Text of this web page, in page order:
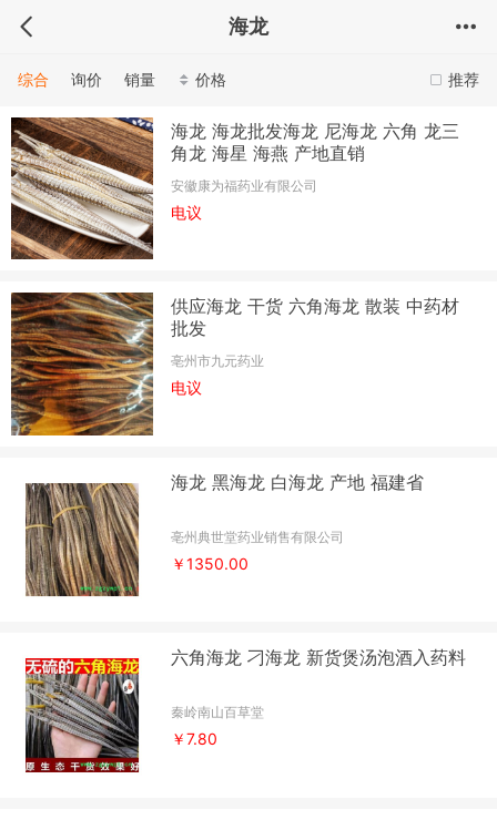
海龙
推荐
综合 询价 销量 价格
海龙 海龙批发海龙 尼海龙 六角 龙三
角龙 海星 海燕 产地直销
安徽康为福药业有限公司
电议
供应海龙 干货 六角海龙 散装 中药材
批发
亳州市九元药业
电议
海龙 黑海龙 白海龙 产地 福建省
亳州典世堂药业销售有限公司
￥1350.00
六角海龙 刁海龙 新货煲汤泡酒入药料
秦岭南山百草堂
￥7.80